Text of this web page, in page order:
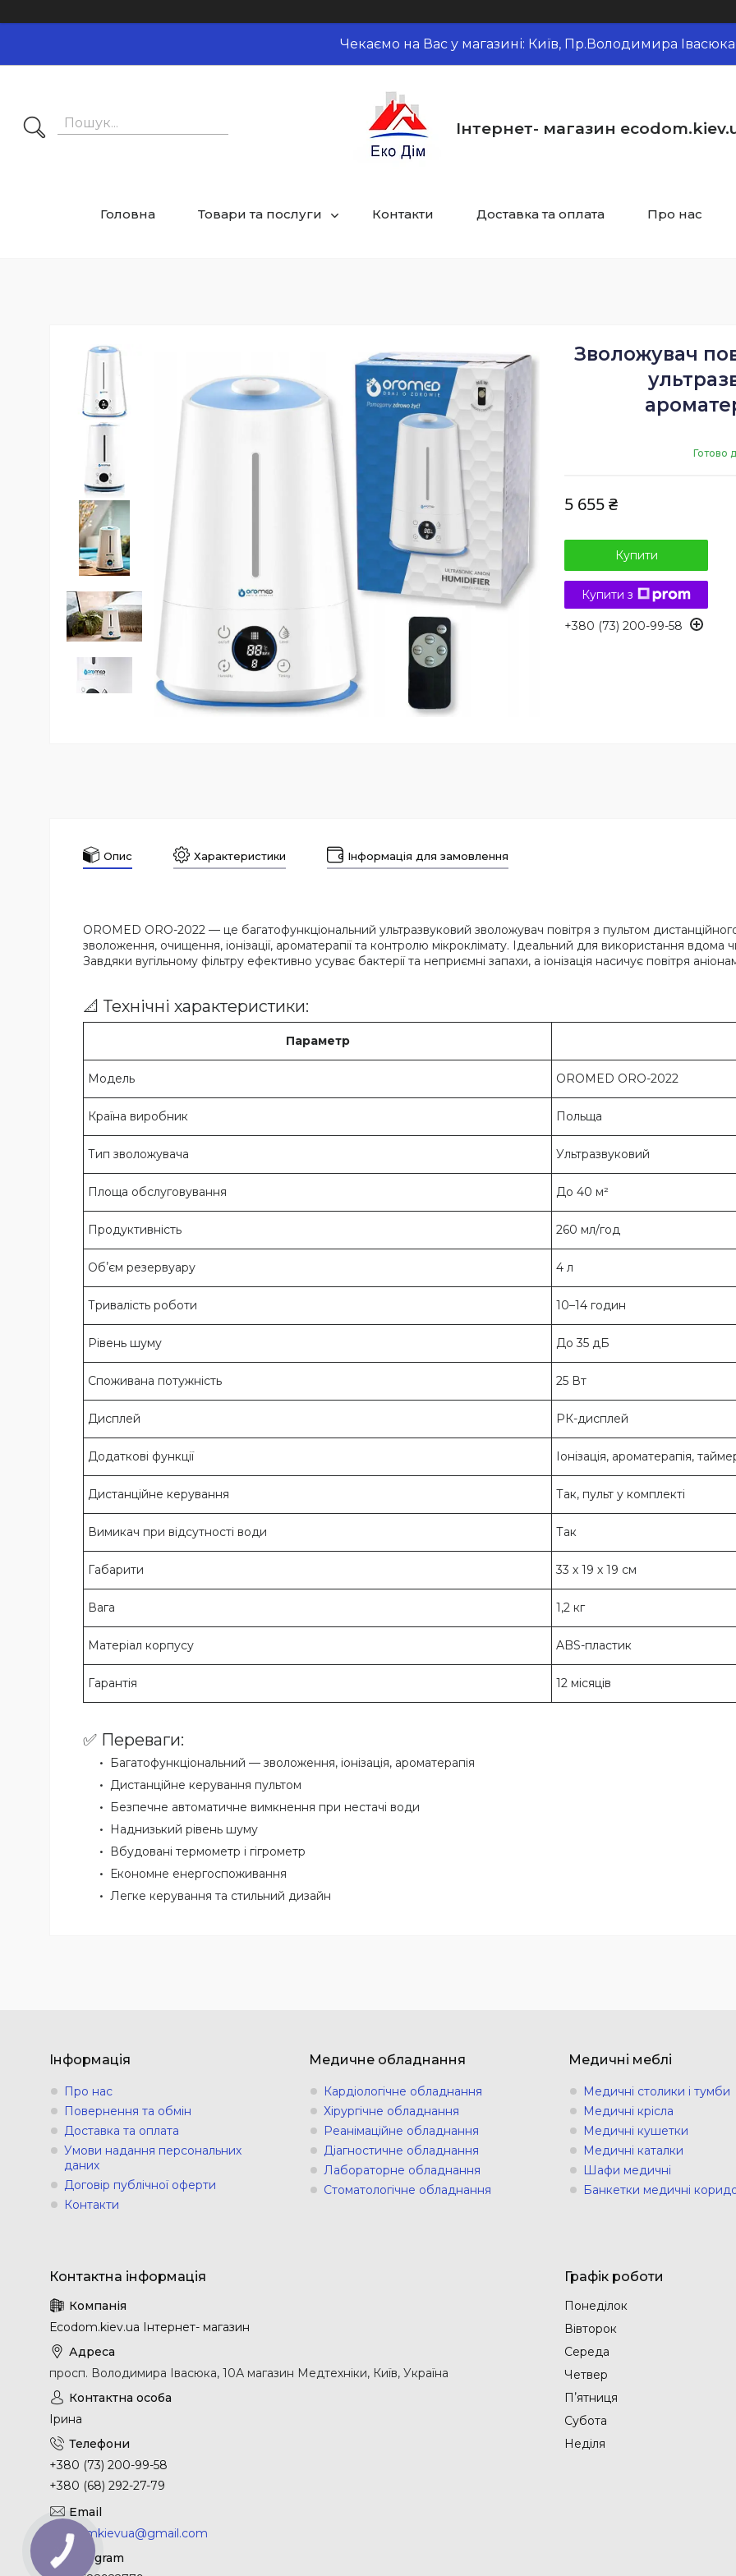
Чекаємо на Вас у магазині: Київ, Пр.Володимира
Інтернет- магазин
Головна Товари та послуги Контакти Доставка та оплата Про нас
Зволожувач
Готово
5 655 ₴
Купити
Купити з
+380 (73) 200-99-58
Опис Характеристики Інформація для замовлення
OROMED ORO-2022 — це багатофункціональний ультразвуковий зволожувач повітря з пультом
зволоження, очищення, іонізації, ароматерапії та контролю мікроклімату. Ідеальний для використання
Завдяки вугільному фільтру ефективно усуває бактерії та неприємні запахи, а іонізація насичує повітря
📐 Технічні характеристики:
Параметр
Модель OROMED ORO-2022
Країна виробник Польща
Тип зволожувача Ультразвуковий
Площа обслуговування До 40 м²
Продуктивність 260 мл/год
Обʼєм резервуару 4 л
Тривалість роботи 10–14 годин
Рівень шуму До 35 дБ
Споживана потужність 25 Вт
Дисплей РК-дисплей
Додаткові функції Іонізація, ароматерапія,
Дистанційне керування Так, пульт у комплекті
Вимикач при відсутності води Так
Габарити 33 х 19 х 19 см
Вага 1,2 кг
Матеріал корпусу ABS-пластик
Гарантія 12 місяців
✅ Переваги:
Багатофункціональний — зволоження, іонізація, ароматерапія
Дистанційне керування пультом
Безпечне автоматичне вимкнення при нестачі води
Наднизький рівень шуму
Вбудовані термометр і гігрометр
Економне енергоспоживання
Легке керування та стильний дизайн
Інформація
Про нас
Повернення та обмін
Доставка та оплата
Умови надання персональних
даних
Договір публічної оферти
Контакти
Медичне обладнання
Кардіологічне обладнання
Хірургічне обладнання
Реанімаційне обладнання
Діагностичне обладнання
Лабораторне обладнання
Стоматологічне обладнання
Медичні меблі
Медичні столики і тумби
Медичні крісла
Медичні кушетки
Медичні каталки
Шафи медичні
Банкетки медичні
Еcodom.kiev.ua Інтернет- магазин
просп. Володимира Івасюка, 10А магазин Медтехніки, Київ, Україна
Ірина
+380 (73) 200-99-58
+380 (68) 292-27-79
ecodomkievua@gmail.com
Графік роботи
Понеділок
Вівторок
Середа
Четвер
Пʼятниця
Субота
Неділя